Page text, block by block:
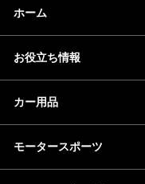
ホーム
お役立ち情報
カー用品
モータースポーツ